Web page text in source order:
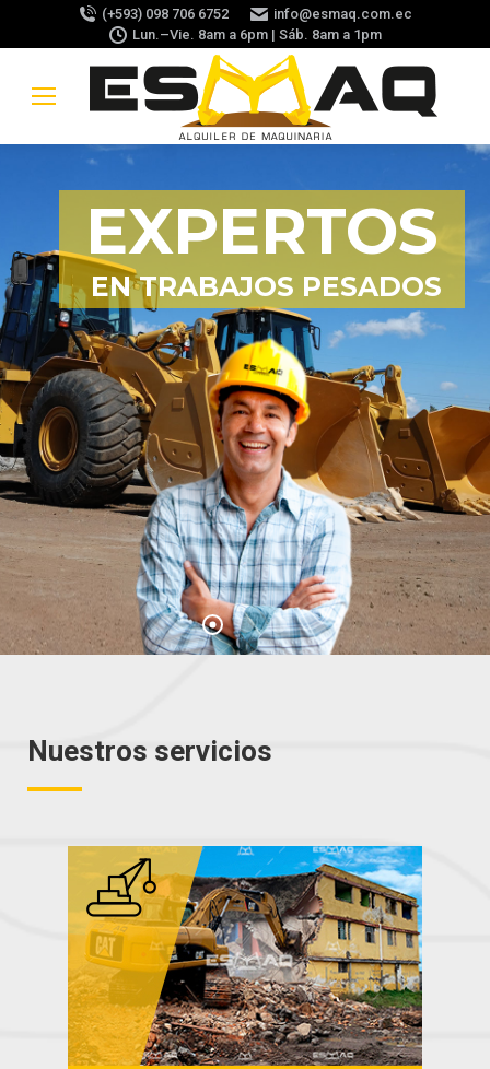
(+593) 098 706 6752
info@esmaq.com.ec
Lun.–Vie. 8am a 6pm | Sáb. 8am a 1pm
Nuestros servicios